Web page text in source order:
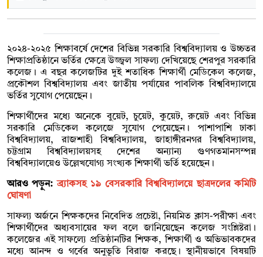
২০২৪-২০২৫ শিক্ষাবর্ষে দেশের বিভিন্ন সরকারি বিশ্ববিদ্যালয় ও উচ্চতর
শিক্ষাপ্রতিষ্ঠানে ভর্তির ক্ষেত্রে উজ্জ্বল সাফল্য দেখিয়েছে শেরপুর সরকারি
কলেজ। এ বছর কলেজটির দুই শতাধিক শিক্ষার্থী মেডিকেল কলেজ,
প্রকৌশল বিশ্ববিদ্যালয় এবং জাতীয় পর্যায়ের পাবলিক বিশ্ববিদ্যালয়ে
ভর্তির সুযোগ পেয়েছেন।
শিক্ষার্থীদের মধ্যে অনেকে বুয়েট, চুয়েট, কুয়েট, রুয়েট এবং বিভিন্ন
সরকারি মেডিকেল কলেজে সুযোগ পেয়েছেন। পাশাপাশি ঢাকা
বিশ্ববিদ্যালয়, রাজশাহী বিশ্ববিদ্যালয়, জাহাঙ্গীরনগর বিশ্ববিদ্যালয়,
চট্টগ্রাম বিশ্ববিদ্যালয়সহ দেশের অন্যান্য গুণগতমানসম্পন্ন
বিশ্ববিদ্যালয়েও উল্লেখযোগ্য সংখ্যক শিক্ষার্থী ভর্তি হয়েছেন।
আরও পড়ুন:ব্র্যাকসহ ১৯ বেসরকারি বিশ্ববিদ্যালয়ে ছাত্রদলের কমিটি
ঘোষণা
সাফল্য অর্জনে শিক্ষকদের নিবেদিত প্রচেষ্টা, নিয়মিত ক্লাস-পরীক্ষা এবং
শিক্ষার্থীদের অধ্যবসায়ের ফল বলে জানিয়েছেন কলেজ সংশ্লিষ্টরা।
কলেজের এই সাফল্যে প্রতিষ্ঠানটির শিক্ষক, শিক্ষার্থী ও অভিভাবকদের
মধ্যে আনন্দ ও গর্বের অনুভূতি বিরাজ করছে। স্থানীয়ভাবে বিষয়টি